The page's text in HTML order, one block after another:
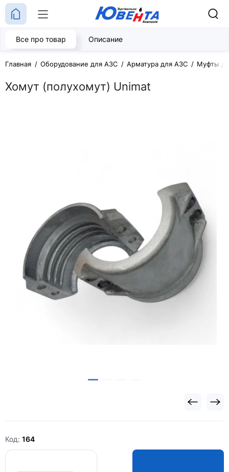
Главная Оборудование для АЗС Арматура для АЗС Муфты
Хомут (полухомут) Unimat
Все про товар Описание
Код: 164